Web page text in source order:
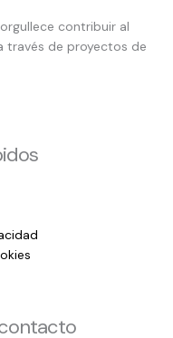
contribuir al
través de proyectos de